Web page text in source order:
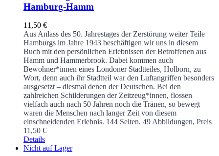
Hamburg-Hamm
11,50 €
Aus Anlass des 50. Jahrestages der Zerstörung weiter Teile
Hamburgs im Jahre 1943 beschäftigen wir uns in diesem
Buch mit den persönlichen Erlebnissen der Betroffenen aus
Hamm und Hammerbrook. Dabei kommen auch
Bewohner*innen eines Londoner Stadtteiles, Holborn, zu
Wort, denn auch ihr Stadtteil war den Luftangriffen besonders
ausgesetzt – diesmal denen der Deutschen. Bei den
zahlreichen Schilderungen der Zeitzeug*innen, flossen
vielfach auch nach 50 Jahren noch die Tränen, so bewegt
waren die Menschen nach langer Zeit von diesem
einschneidenden Erlebnis. 144 Seiten, 49 Abbildungen, Preis
11,50 €
Details
Nicht auf Lager